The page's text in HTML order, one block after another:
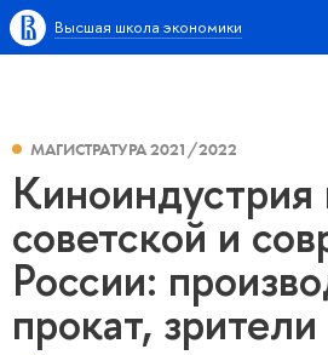
Высшая школа экономики
МАГИСТРАТУРА 2021/2022
Киноиндустрия
советской и
России:
прокат, зрители